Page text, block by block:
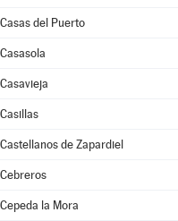
Casas del Puerto
Casasola
Casavieja
Casillas
Castellanos de Zapardiel
Cebreros
Cepeda la Mora